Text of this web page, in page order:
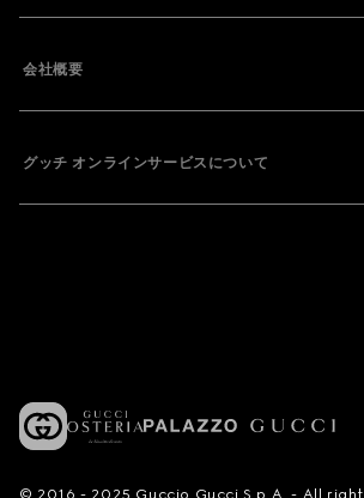
会社概要
グッチ オンラインサービスについて